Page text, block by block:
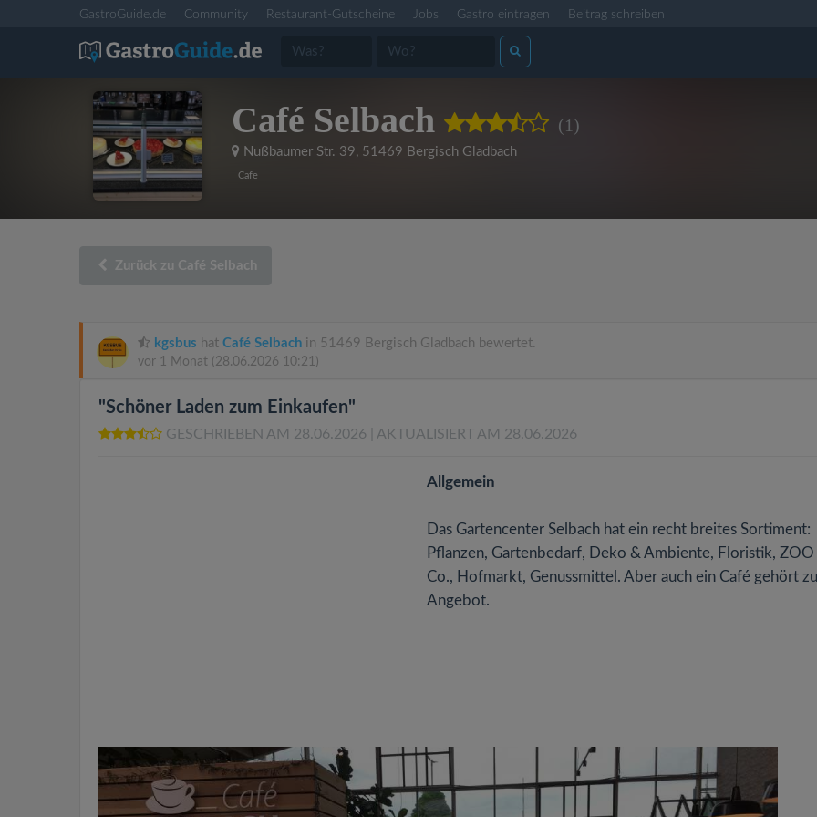
GastroGuide.de Community Restaurant-Gutscheine Jobs Gastro eintragen Beitrag schreiben
Café Selbach (1)
Nußbaumer Str. 39, 51469 Bergisch Gladbach
Cafe
Zurück zu Café Selbach
kgsbus hat Café Selbach in 51469 Bergisch Gladbach bewertet.
vor 1 Monat (28.06.2026 10:21)
"Schöner Laden zum Einkaufen"
GESCHRIEBEN AM 28.06.2026 | AKTUALISIERT AM 28.06.2026
Allgemein
Das Gartencenter Selbach hat ein recht breites Sortiment:
Pflanzen, Gartenbedarf, Deko & Ambiente, Floristik,
Co., Hofmarkt, Genussmittel. Aber auch ein Café gehört
Angebot.